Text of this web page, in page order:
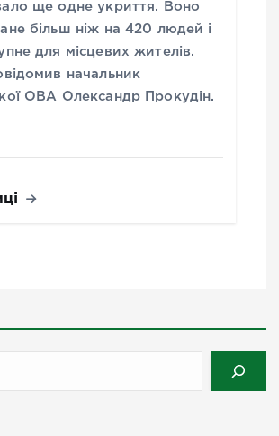
ще одне укриття. Воно
більш ніж на 420 людей і
для місцевих жителів.
начальник
ОВА Олександр Прокудін.